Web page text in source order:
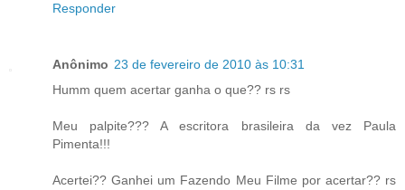
Responder
Anônimo 23 de fevereiro de 2010 às 10:31
Humm quem acertar ganha o que?? rs rs
Meu palpite??? A escritora brasileira da vez Paula
Pimenta!!!
Acertei?? Ganhei um Fazendo Meu Filme por acertar?? rs